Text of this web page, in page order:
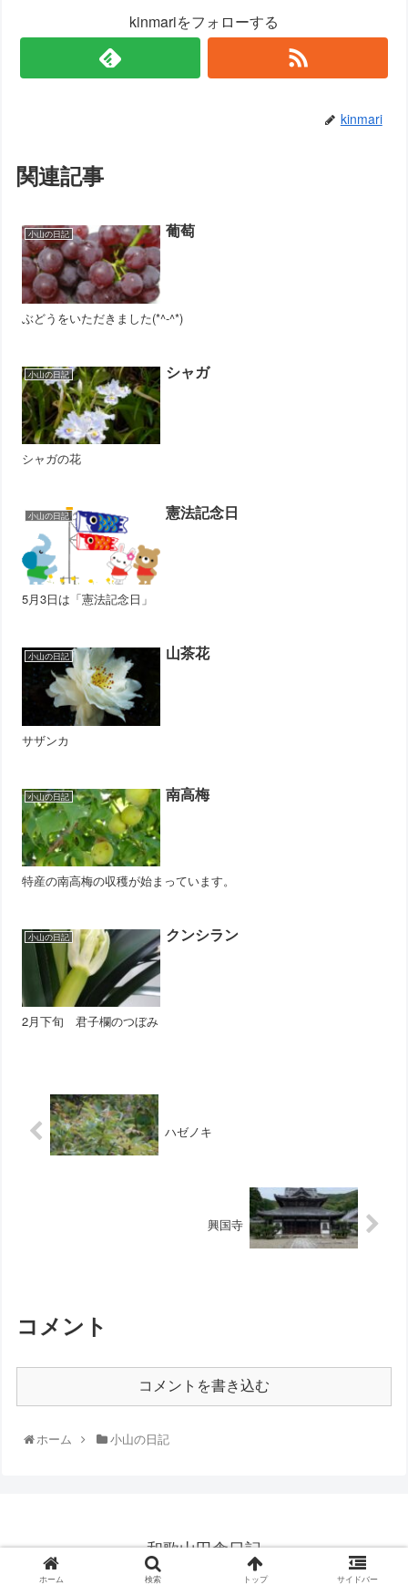
kinmariをフォローする
kinmari
関連記事
小山の日記 葡萄
ぶどうをいただきました(*^-^*)
小山の日記 シャガ
シャガの花
小山の日記 憲法記念日
5月3日は「憲法記念日」
小山の日記 山茶花
サザンカ
小山の日記 南高梅
特産の南高梅の収穫が始まっています。
小山の日記 クンシラン
2月下旬 君子欄のつぼみ
ハゼノキ
興国寺
コメント
コメントを書き込む
ホーム 小山の日記
和歌山田舎日記
© 2020 和歌山田舎日記.
ホーム 検索 トップ サイドバー